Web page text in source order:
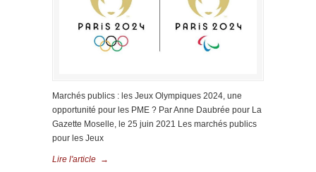
Marchés publics : les Jeux Olympiques 2024, une
opportunité pour les PME ? Par Anne Daubrée pour La
Gazette Moselle, le 25 juin 2021 Les marchés publics
pour les Jeux
Lire l'article →